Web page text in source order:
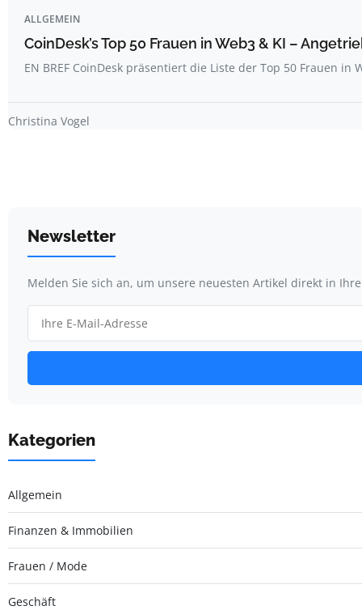
ALLGEMEIN
CoinDesk’s Top 50 Frauen in Web3 & KI –
EN BREF CoinDesk präsentiert die Liste der Top 50 Frauen in
Christina Vogel
Newsletter
Melden Sie sich an, um unsere neuesten Artikel direkt in
Kategorien
Allgemein
Finanzen & Immobilien
Frauen / Mode
Geschäft